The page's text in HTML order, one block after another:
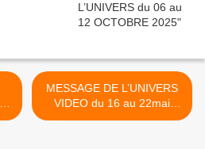
MESSAGE DE L’UNIVERS
VIDEO du 16 au 22mai
2022 >